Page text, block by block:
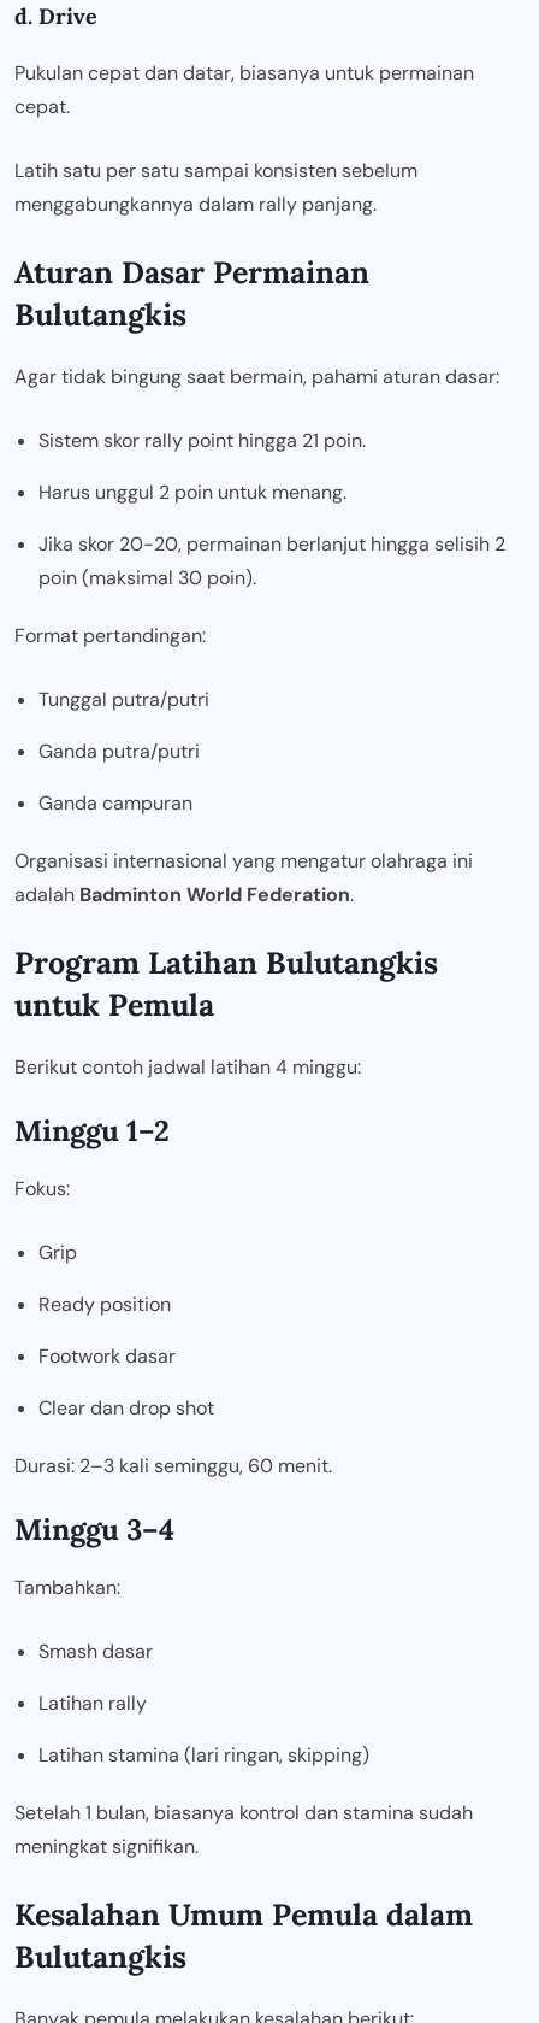
d. Drive
Pukulan cepat dan datar, biasanya untuk permainan
cepat.
Latih satu per satu sampai konsisten sebelum
menggabungkannya dalam rally panjang.
Aturan Dasar Permainan
Bulutangkis
Agar tidak bingung saat bermain, pahami aturan dasar:
Sistem skor rally point hingga 21 poin.
Harus unggul 2 poin untuk menang.
Jika skor 20-20, permainan berlanjut hingga selisih 2
poin (maksimal 30 poin).
Format pertandingan:
Tunggal putra/putri
Ganda putra/putri
Ganda campuran
Organisasi internasional yang mengatur olahraga ini
adalah Badminton World Federation.
Program Latihan Bulutangkis
untuk Pemula
Berikut contoh jadwal latihan 4 minggu:
Minggu 1–2
Fokus:
Grip
Ready position
Footwork dasar
Clear dan drop shot
Durasi: 2–3 kali seminggu, 60 menit.
Minggu 3–4
Tambahkan:
Smash dasar
Latihan rally
Latihan stamina (lari ringan, skipping)
Setelah 1 bulan, biasanya kontrol dan stamina sudah
meningkat signifikan.
Kesalahan Umum Pemula dalam
Bulutangkis